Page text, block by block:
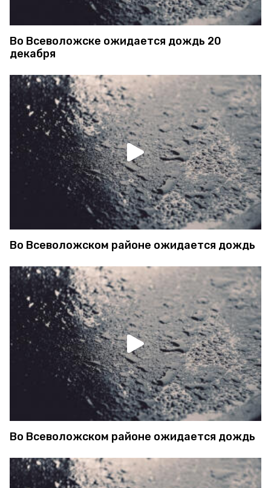
Во Всеволожске ожидается дождь 20
декабря
Во Всеволожском районе ожидается дождь
Во Всеволожском районе ожидается дождь